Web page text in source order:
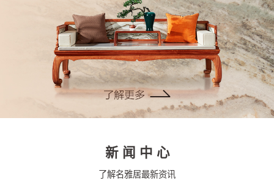
新闻中心
了解名雅居最新资讯